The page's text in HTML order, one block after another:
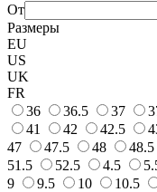
От
Размеры
EU
US
UK
FR
36
36.5 37
41
42 42.5
47
47.5 48 48.5
51.5
52.5 4.5
9
9.5 10 10.5